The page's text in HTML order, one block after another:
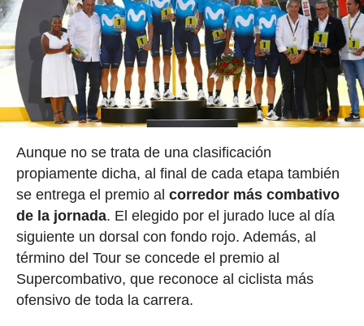
Aunque no se trata de una clasificación
propiamente dicha, al final de cada etapa también
se entrega el premio al corredor más combativo
de la jornada. El elegido por el jurado luce al día
siguiente un dorsal con fondo rojo. Además, al
término del Tour se concede el premio al
Supercombativo, que reconoce al ciclista más
ofensivo de toda la carrera.